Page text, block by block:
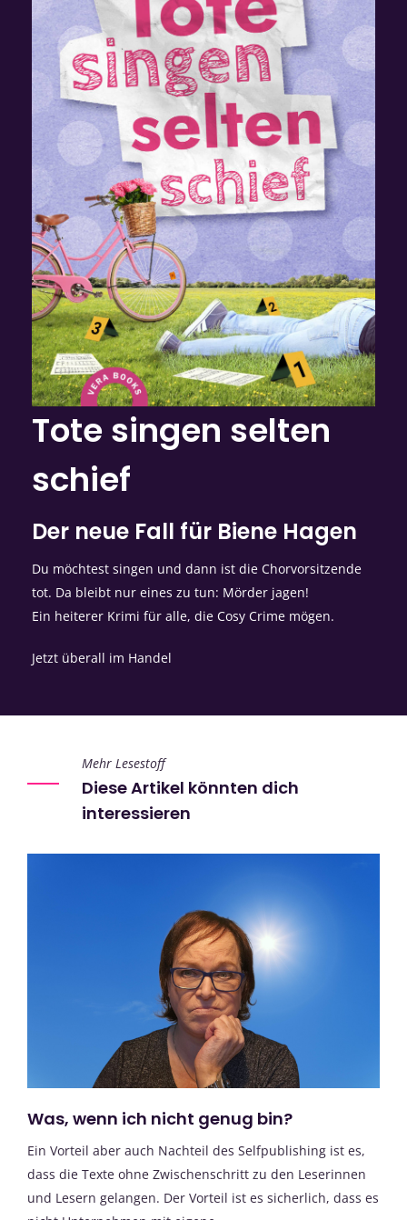
Tote singen selten
schief
Der neue Fall für Biene Hagen
Du möchtest singen und dann ist die Chorvorsitzende
tot. Da bleibt nur eines zu tun: Mörder jagen!
Ein heiterer Krimi für alle, die Cosy Crime mögen.
Jetzt überall im Handel
Mehr Lesestoff
Diese Artikel könnten dich
interessieren
Was, wenn ich nicht genug bin?
Ein Vorteil aber auch Nachteil des Selfpublishing ist es,
dass die Texte ohne Zwischenschritt zu den Leserinnen
und Lesern gelangen. Der Vorteil ist es sicherlich, dass es